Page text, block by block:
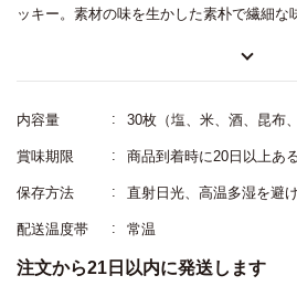
ッキー。素材の味を生かした素朴で繊細な
ササササササササ中」の透かし印や「花菱
しいような仕上がりに。贈る人のきめ細や
です。
内容量 30枚（塩、米、酒、昆布
賞味期限 商品到着時に20日以上あ
保存方法 直射日光、高温多湿を避
配送温度帯 常温
注文から21日以内に発送します